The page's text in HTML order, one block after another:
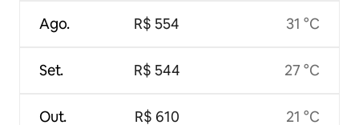
Ago.
Set.
Out.
R$ 554
R$ 544
R$ 610
31 °C
27 °C
21 °C